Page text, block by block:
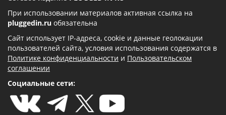
При использовании материалов активная ссылка на
pluggedin.ru обязательна
Сайт использует IP-адреса, cookie и данные геолокации
пользователей сайта, условия использования содержатся в
Политике конфиденциальности и Пользовательском
соглашении
Социальные сети: